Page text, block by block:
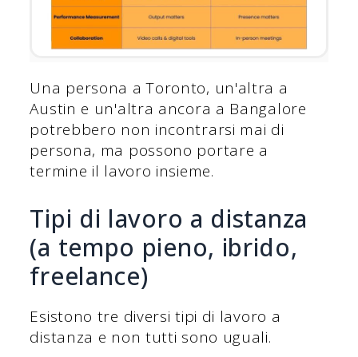
Una persona a Toronto, un'altra a
Austin e un'altra ancora a Bangalore
potrebbero non incontrarsi mai di
persona, ma possono portare a
termine il lavoro insieme.
Tipi di lavoro a distanza
(a tempo pieno, ibrido,
freelance)
Esistono tre diversi tipi di lavoro a
distanza e non tutti sono uguali.